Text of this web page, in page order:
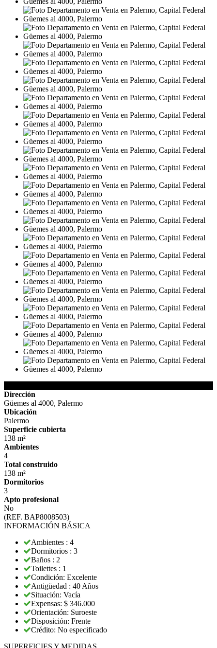
Dirección
Güemes al 4000, Palermo
Ubicación
Palermo
Superficie cubierta
138 m²
Ambientes
4
Total construido
138 m²
Dormitorios
3
Apto profesional
No
(REF. BAP8008503)
INFORMACIÓN BÁSICA
Ambientes : 4
Dormitorios : 3
Baños : 2
Toilettes : 1
Condición: Excelente
Antigüedad : 40 Años
Situación: Vacía
Expensas: $ 346.000
Orientación: Suroeste
Disposición: Frente
Crédito: No especificado
SUPERFICIES Y MEDIDAS